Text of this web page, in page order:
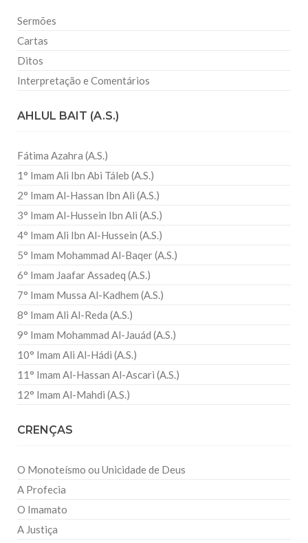
Sermões
Cartas
Ditos
Interpretação e Comentários
AHLUL BAIT (A.S.)
Fátima Azahra (A.S.)
1° Imam Ali Ibn Abi Táleb (A.S.)
2° Imam Al-Hassan Ibn Ali (A.S.)
3° Imam Al-Hussein Ibn Ali (A.S.)
4° Imam Ali Ibn Al-Hussein (A.S.)
5° Imam Mohammad Al-Baqer (A.S.)
6° Imam Jaafar Assadeq (A.S.)
7° Imam Mussa Al-Kadhem (A.S.)
8° Imam Ali Al-Reda (A.S.)
9° Imam Mohammad Al-Jauád (A.S.)
10° Imam Ali Al-Hádi (A.S.)
11° Imam Al-Hassan Al-Ascari (A.S.)
12° Imam Al-Mahdi (A.S.)
CRENÇAS
O Monoteísmo ou Unicidade de Deus
A Profecia
O Imamato
A Justiça